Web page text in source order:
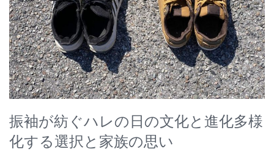
振袖が紡ぐハレの日の文化と進化多様
化する選択と家族の思い